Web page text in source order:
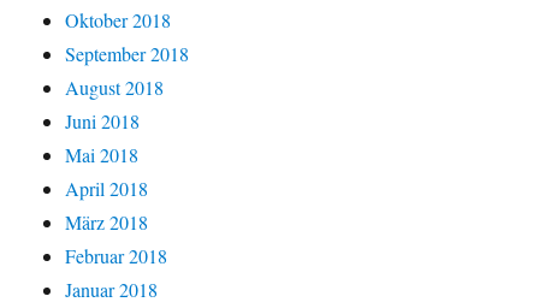
Oktober 2018
September 2018
August 2018
Juni 2018
Mai 2018
April 2018
März 2018
Februar 2018
Januar 2018